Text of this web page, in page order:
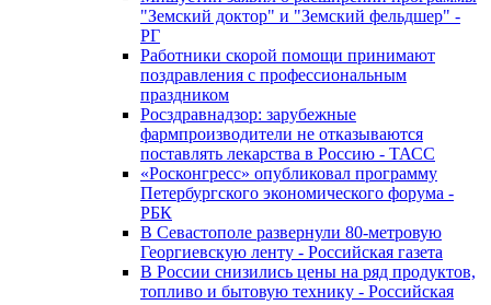
"Земский доктор" и "Земский фельдшер" -
РГ
Работники скорой помощи принимают
поздравления с профессиональным
праздником
Росздравнадзор: зарубежные
фармпроизводители не отказываются
поставлять лекарства в Россию - ТАСС
«Росконгресс» опубликовал программу
Петербургского экономического форума -
РБК
В Севастополе развернули 80-метровую
Георгиевскую ленту - Российская газета
В России снизились цены на ряд продуктов,
топливо и бытовую технику - Российская